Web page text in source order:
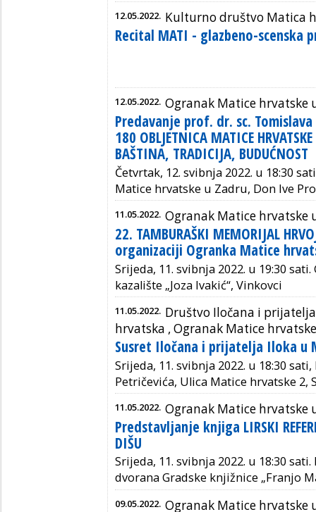
12.05.2022. Kulturno društvo Matica
Recital MATI - glazbeno-scenska
12.05.2022. Ogranak Matice hrvatske
Predavanje prof. dr. sc.
180 OBLJETNICA MATICE
BAŠTINA, TRADICIJA, BUDUĆNOST
Četvrtak, 12. svibnja 2022. u 18:30
Matice hrvatske u Zadru, Don Ive
11.05.2022. Ogranak Matice hrvatske
22. TAMBURAŠKI MEMORIJAL
organizaciji Ogranka Matice
Srijeda, 11. svibnja 2022. u 19:30 sati.
kazalište „Joza Ivakić“, Vinkovci
11.05.2022. Društvo Iločana i
hrvatska , Ogranak Matice
Susret Iločana i prijatelja Iloka u
Srijeda, 11. svibnja 2022. u 18:30
Petričevića, Ulica Matice hrvatske 2,
11.05.2022. Ogranak Matice hrvatske
Predstavljanje knjiga LIRSKI
DIŠU
Srijeda, 11. svibnja 2022. u 18:30
dvorana Gradske knjižnice „Franjo
09.05.2022. Ogranak Matice hrvatske